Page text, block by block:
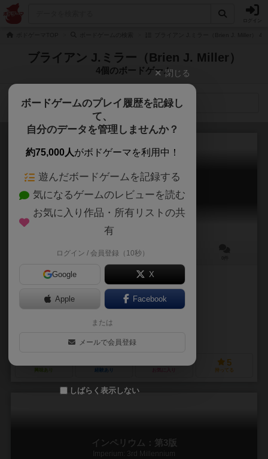
ブライアン J.ミラー（Brien J. Miller）
4個のボードゲーム
検索メニュー
エアラインズ
Airlines
120分前後
作品説明文の編集者を募集中
ブライアン・L.ニップル（Brian L. Knipple）
興味あり 経験あり
5
持ってる
インペリウム：第3版
Imperium: 3rd Millennium
閉じる
ボードゲームのプレイ履歴を記録し
て、
自分のデータを管理しませんか？
約75,000人がボドゲーマを利用中！
遊んだボードゲームを記録する
気になるゲームのレビューを読む
お気に入り作品・所有リストの共
有
ログイン / 会員登録（10秒）
Google X
Apple Facebook
または
メールで会員登録
しばらく表示しない